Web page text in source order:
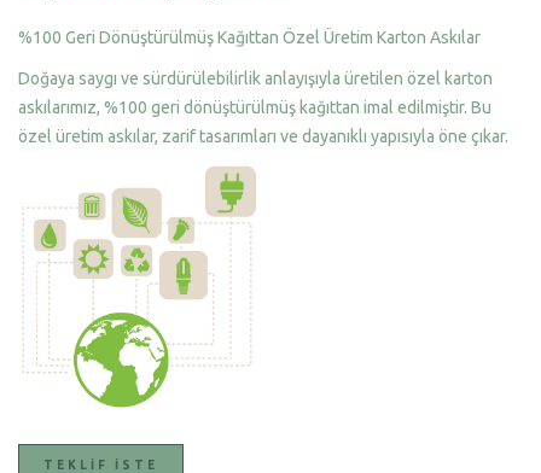
%100 Geri Dönüştürülmüş Kağıttan Özel Üretim Karton Askılar
Doğaya saygı ve sürdürülebilirlik anlayışıyla üretilen özel karton
askılarımız, %100 geri dönüştürülmüş kağıttan imal edilmiştir. Bu
özel üretim askılar, zarif tasarımları ve dayanıklı yapısıyla öne çıkar.
TEKLIF İSTE